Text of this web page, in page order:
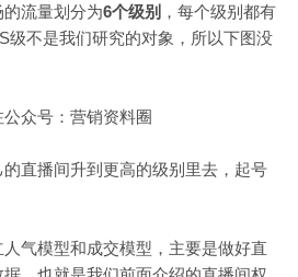
流量划分为6个级别 ，每个级别都有
级不是我们研究的对象，所以下图没
众号：营销资料圈
播间升到更高的级别里去，起号
人气模型和成交模型，主要是做好直